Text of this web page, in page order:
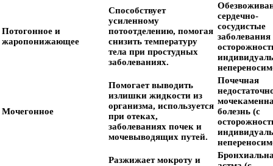
Потогонное и
жаропонижающее
Способствует
усиленному
потоотделению, помогая
снизить температуру
тела при простудных
заболеваниях.
сердечно-
сосудистые
заболевания
Мочегонное
Помогает выводить
излишки жидкости из
организма, используется
при отеках,
заболеваниях почек и
мочевыводящих путей.
Почечная
болезнь (с
Разжижает мокроту и